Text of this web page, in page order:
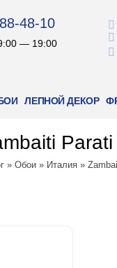
48-10
— 19:00
ЛЕПНОЙ ДЕКОР
» Обои » Италия »